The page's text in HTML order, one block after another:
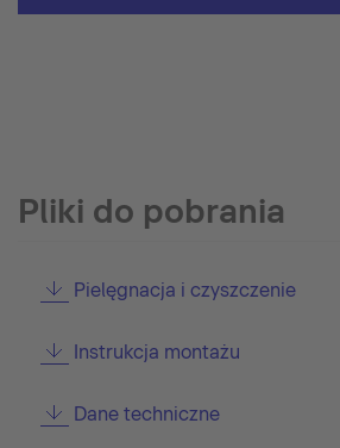
Pliki do pobrania
Pielęgnacja i czyszczenie
Instrukcja montażu
Dane techniczne